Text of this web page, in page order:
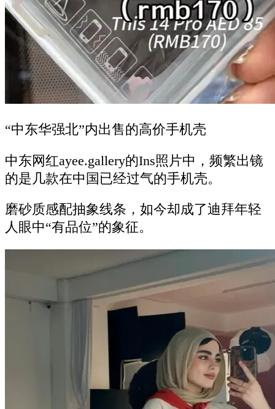
“中东华强北”内出售的高价手机壳
中东网红ayee.gallery的Ins照片中，频繁出镜
的是几款在中国已经过气的手机壳。
磨砂质感配抽象线条，如今却成了迪拜年轻
人眼中“有品位”的象征。